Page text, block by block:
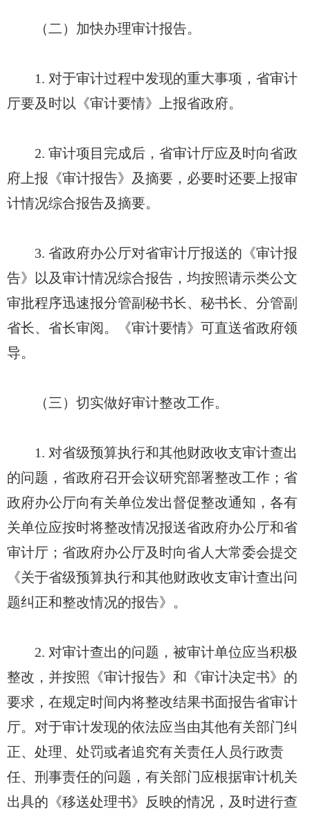
（二）加快办理审计报告。
1. 对于审计过程中发现的重大事项，省审计
厅要及时以《审计要情》上报省政府。
2. 审计项目完成后，省审计厅应及时向省政
府上报《审计报告》及摘要，必要时还要上报审
计情况综合报告及摘要。
3. 省政府办公厅对省审计厅报送的《审计报
告》以及审计情况综合报告，均按照请示类公文
审批程序迅速报分管副秘书长、秘书长、分管副
省长、省长审阅。《审计要情》可直送省政府领
导。
（三）切实做好审计整改工作。
1. 对省级预算执行和其他财政收支审计查出
的问题，省政府召开会议研究部署整改工作；省
政府办公厅向有关单位发出督促整改通知，各有
关单位应按时将整改情况报送省政府办公厅和省
审计厅；省政府办公厅及时向省人大常委会提交
《关于省级预算执行和其他财政收支审计查出问
题纠正和整改情况的报告》。
2. 对审计查出的问题，被审计单位应当积极
整改，并按照《审计报告》和《审计决定书》的
要求，在规定时间内将整改结果书面报告省审计
厅。对于审计发现的依法应当由其他有关部门纠
正、处理、处罚或者追究有关责任人员行政责
任、刑事责任的问题，有关部门应根据审计机关
出具的《移送处理书》反映的情况，及时进行查